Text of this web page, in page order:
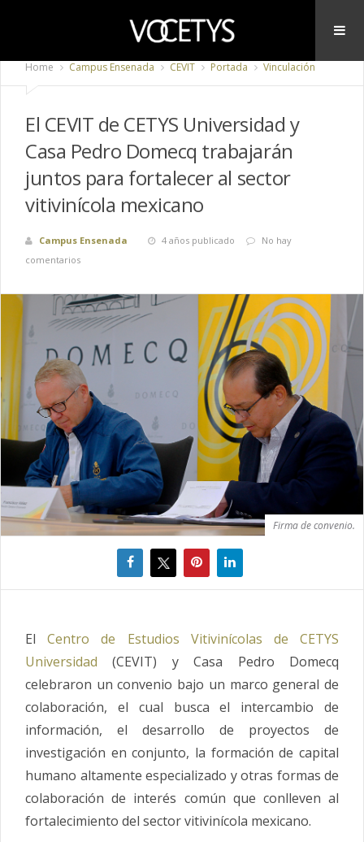
Home Campus Ensenada CEVIT Portada Vinculación
El CEVIT de CETYS Universidad y
Casa Pedro Domecq trabajarán
juntos para fortalecer al sector
vitivinícola mexicano
Campus Ensenada 4 años publicado
No hay
comentarios
Firma de convenio.
ElCentro de Estudios Vitivinícolas de CETYS
Universidad (CEVIT) y Casa Pedro Domecq
celebraron un convenio bajo un marco general de
colaboración, el cual busca el intercambio de
información, el desarrollo de proyectos de
investigación en conjunto, la formación de capital
humano altamente especializado y otras formas de
colaboración de interés común que conlleven al
fortalecimiento del sector vitivinícola mexicano.